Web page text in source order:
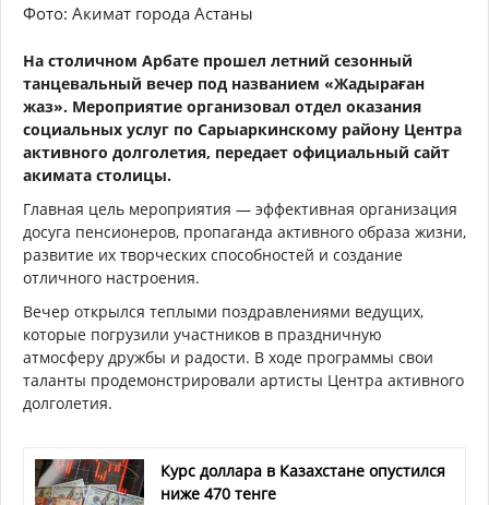
Фото: Акимат города Астаны
На столичном Арбате прошел летний сезонный
танцевальный вечер под названием «Жадыраған
жаз». Мероприятие организовал отдел оказания
социальных услуг по Сарыаркинскому району Центра
активного долголетия, передает официальный сайт
акимата столицы.
Главная цель мероприятия — эффективная организация
досуга пенсионеров, пропаганда активного образа жизни,
развитие их творческих способностей и создание
отличного настроения.
Вечер открылся теплыми поздравлениями ведущих,
которые погрузили участников в праздничную
атмосферу дружбы и радости. В ходе программы свои
таланты продемонстрировали артисты Центра активного
долголетия.
Курс доллара в Казахстане опустился
ниже 470 тенге